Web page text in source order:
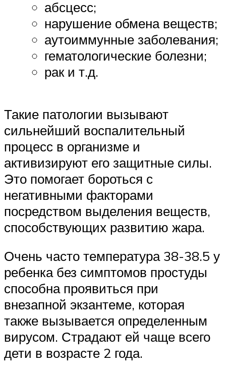
абсцесс;
нарушение обмена веществ;
аутоиммунные заболевания;
гематологические болезни;
рак и т.д.
Такие патологии вызывают
сильнейший воспалительный
процесс в организме и
активизируют его защитные силы.
Это помогает бороться с
негативными факторами
посредством выделения веществ,
способствующих развитию жара.
Очень часто температура 38-38.5 у
ребенка без симптомов простуды
способна проявиться при
внезапной экзантеме, которая
также вызывается определенным
вирусом. Страдают ей чаще всего
дети в возрасте 2 года.